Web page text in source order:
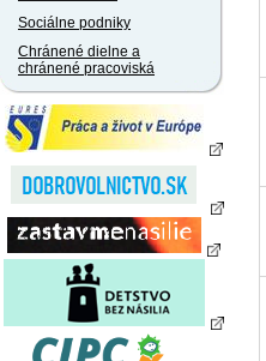
Sociálne podniky
Chránené dielne a
chránené pracoviská